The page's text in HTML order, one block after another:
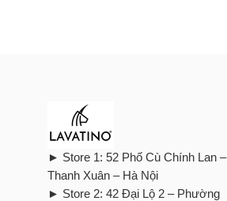
► Store 1: 52 Phố Cù Chính Lan –
Thanh Xuân – Hà Nội
► Store 2: 42 Đại Lộ 2 – Phường